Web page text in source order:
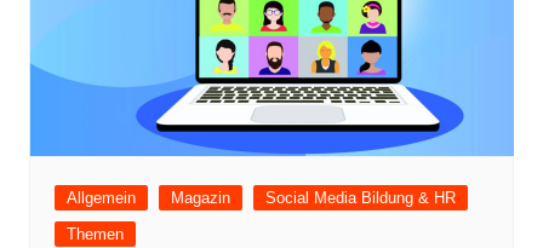
Allgemein Magazin
Social Media Bildung & HR
Themen